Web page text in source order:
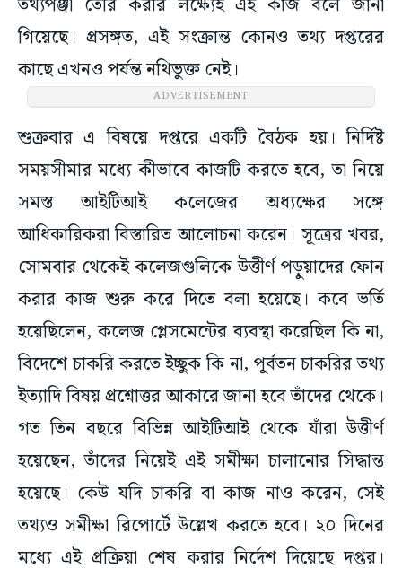
গিয়েছে। প্রসঙ্গত, এই সংক্রান্ত কোনও তথ্য দপ্তরের
কাছে এখনও পর্যন্ত নথিভুক্ত নেই।
ADVERTISEMENT
শুক্রবার এ বিষয়ে দপ্তরে একটি বৈঠক হয়। নির্দিষ্ট
সময়সীমার মধ্যে কীভাবে কাজটি করতে হবে, তা নিয়ে
সমস্ত আইটিআই কলেজের অধ্যক্ষের সঙ্গে
আধিকারিকরা বিস্তারিত আলোচনা করেন। সূত্রের খবর,
সোমবার থেকেই কলেজগুলিকে উত্তীর্ণ পড়ুয়াদের ফোন
করার কাজ শুরু করে দিতে বলা হয়েছে। কবে ভর্তি
হয়েছিলেন, কলেজ প্লেসমেন্টের ব্যবস্থা করেছিল কি না,
বিদেশে চাকরি করতে ইচ্ছুক কি না, পূর্বতন চাকরির তথ্য
ইত্যাদি বিষয় প্রশ্নোত্তর আকারে জানা হবে তাঁদের থেকে।
গত তিন বছরে বিভিন্ন আইটিআই থেকে যাঁরা উত্তীর্ণ
হয়েছেন, তাঁদের নিয়েই এই সমীক্ষা চালানোর সিদ্ধান্ত
হয়েছে। কেউ যদি চাকরি বা কাজ নাও করেন, সেই
তথ্যও সমীক্ষা রিপোর্টে উল্লেখ করতে হবে। ২০ দিনের
মধ্যে এই প্রক্রিয়া শেষ করার নির্দেশ দিয়েছে দপ্তর।